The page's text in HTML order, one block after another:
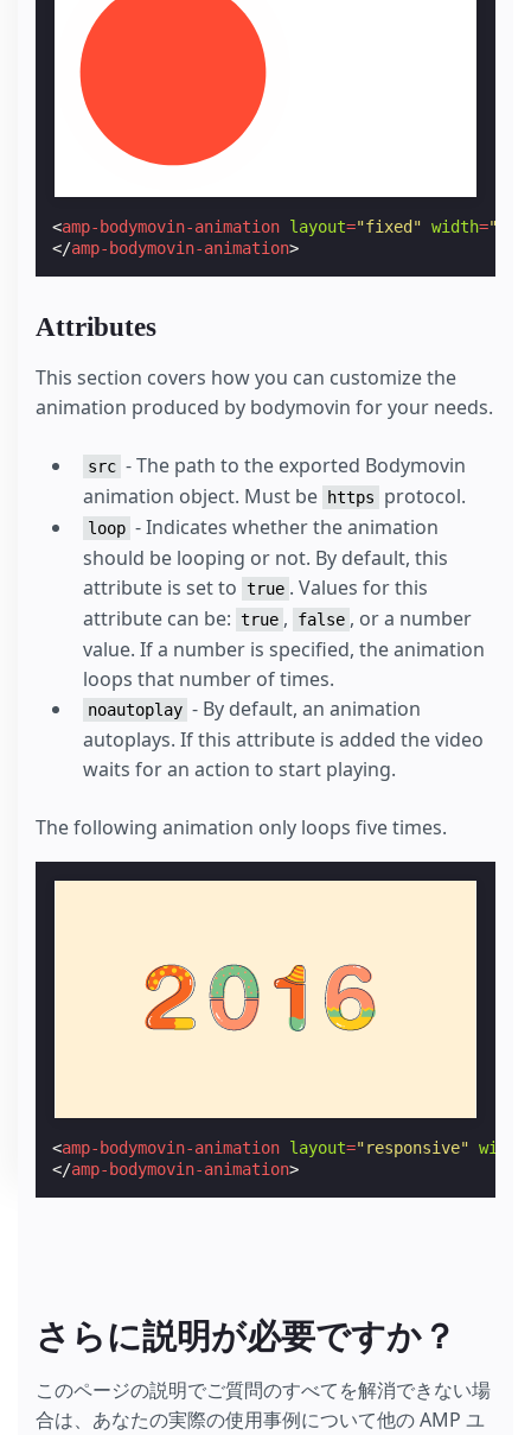
<amp-bodymovin-animation layout="fixed" width=
</amp-bodymovin-animation>
Attributes
This section covers how you can customize the
animation produced by bodymovin for your needs.
src - The path to the exported Bodymovin
animation object. Must be
https protocol.
loop - Indicates whether the animation
should be looping or not. By default, this
attribute is set to true . Values for this
attribute can be: true , false , or a number
value. If a number is specified, the animation
loops that number of times.
noautoplay - By default, an animation
autoplays. If this attribute is added the video
waits for an action to start playing.
The following animation only loops five times.
<amp-bodymovin-animation layout="responsive" width
</amp-bodymovin-animation>
さらに説明が必要ですか？
このページの説明でご質問のすべてを解消できない場
合は、あなたの実際の使用事例について他の AMP ユ